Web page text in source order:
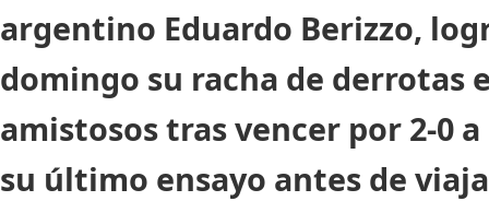
argentino Eduardo Berizzo,
domingo su racha de derrotas
amistosos tras vencer por 2-0
su último ensayo antes de